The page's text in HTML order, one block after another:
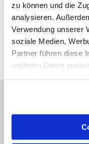
zu können und die
analysieren.
Verwendung unserer
soziale Medien,
Partner führen diese
weiteren Daten
Alle Preise verstehen
Versand(ab
Sporttaschen,
ist sehr einfach und